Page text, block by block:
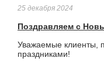
25 декабря 2024
Поздравляем с
Уважаемые клиенты,
праздниками!